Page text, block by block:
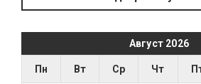
Август 2026
Пн Вт Ср Чт